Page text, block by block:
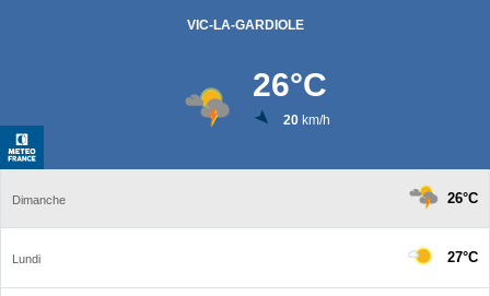
VIC-LA-GARDIOLE
26°C
20km/h
Dimanche 26°C
Lundi 27°C